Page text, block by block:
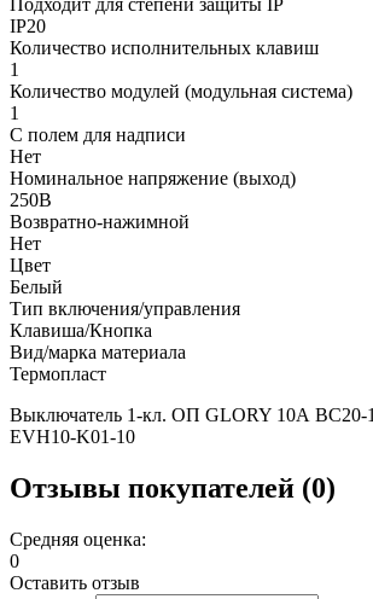
IP20
Количество исполнительных клавиш
1
Количество модулей (модульная система)
1
С полем для надписи
Нет
Номинальное напряжение (выход)
250В
Возвратно-нажимной
Нет
Цвет
Белый
Тип включения/управления
Клавиша/Кнопка
Вид/марка материала
Термопласт
Выключатель 1-кл. ОП GLORY 10А ВС20-
EVH10-K01-10
Отзывы покупателей (0)
Средняя оценка:
0
Оставить отзыв